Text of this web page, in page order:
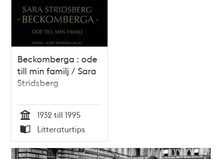
Beckomberga : ode
till min familj / Sara
Stridsberg
Tid
1932 till 1995
Typ
Litteraturtips